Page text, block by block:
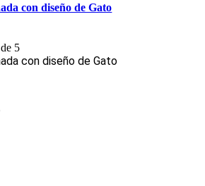
con diseño de Gato
de 5
con diseño de Gato